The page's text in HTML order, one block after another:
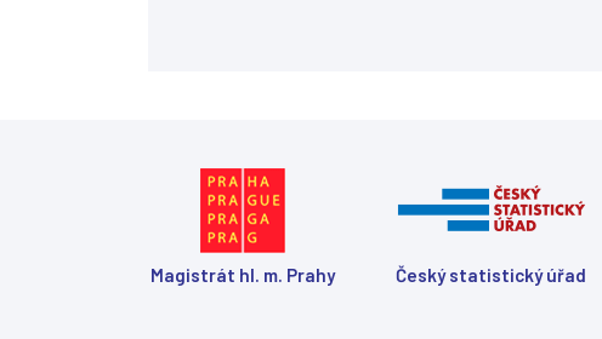
Magistrát hl. m. Prahy Český statistický úřad